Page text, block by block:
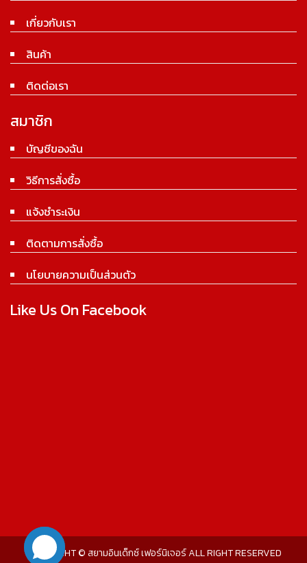
เกี่ยวกับเรา
สินค้า
ติดต่อเรา
สมาชิก
บัญชีของฉัน
วิธีการสั่งซื้อ
แจ้งชำระเงิน
ติดตามการสั่งซื้อ
นโยบายความเป็นส่วนตัว
Like Us On Facebook
COPYRIGHT © สยามอินเด็กซ์ เฟอร์นิเจอร์ ALL RIGHT RESERVED